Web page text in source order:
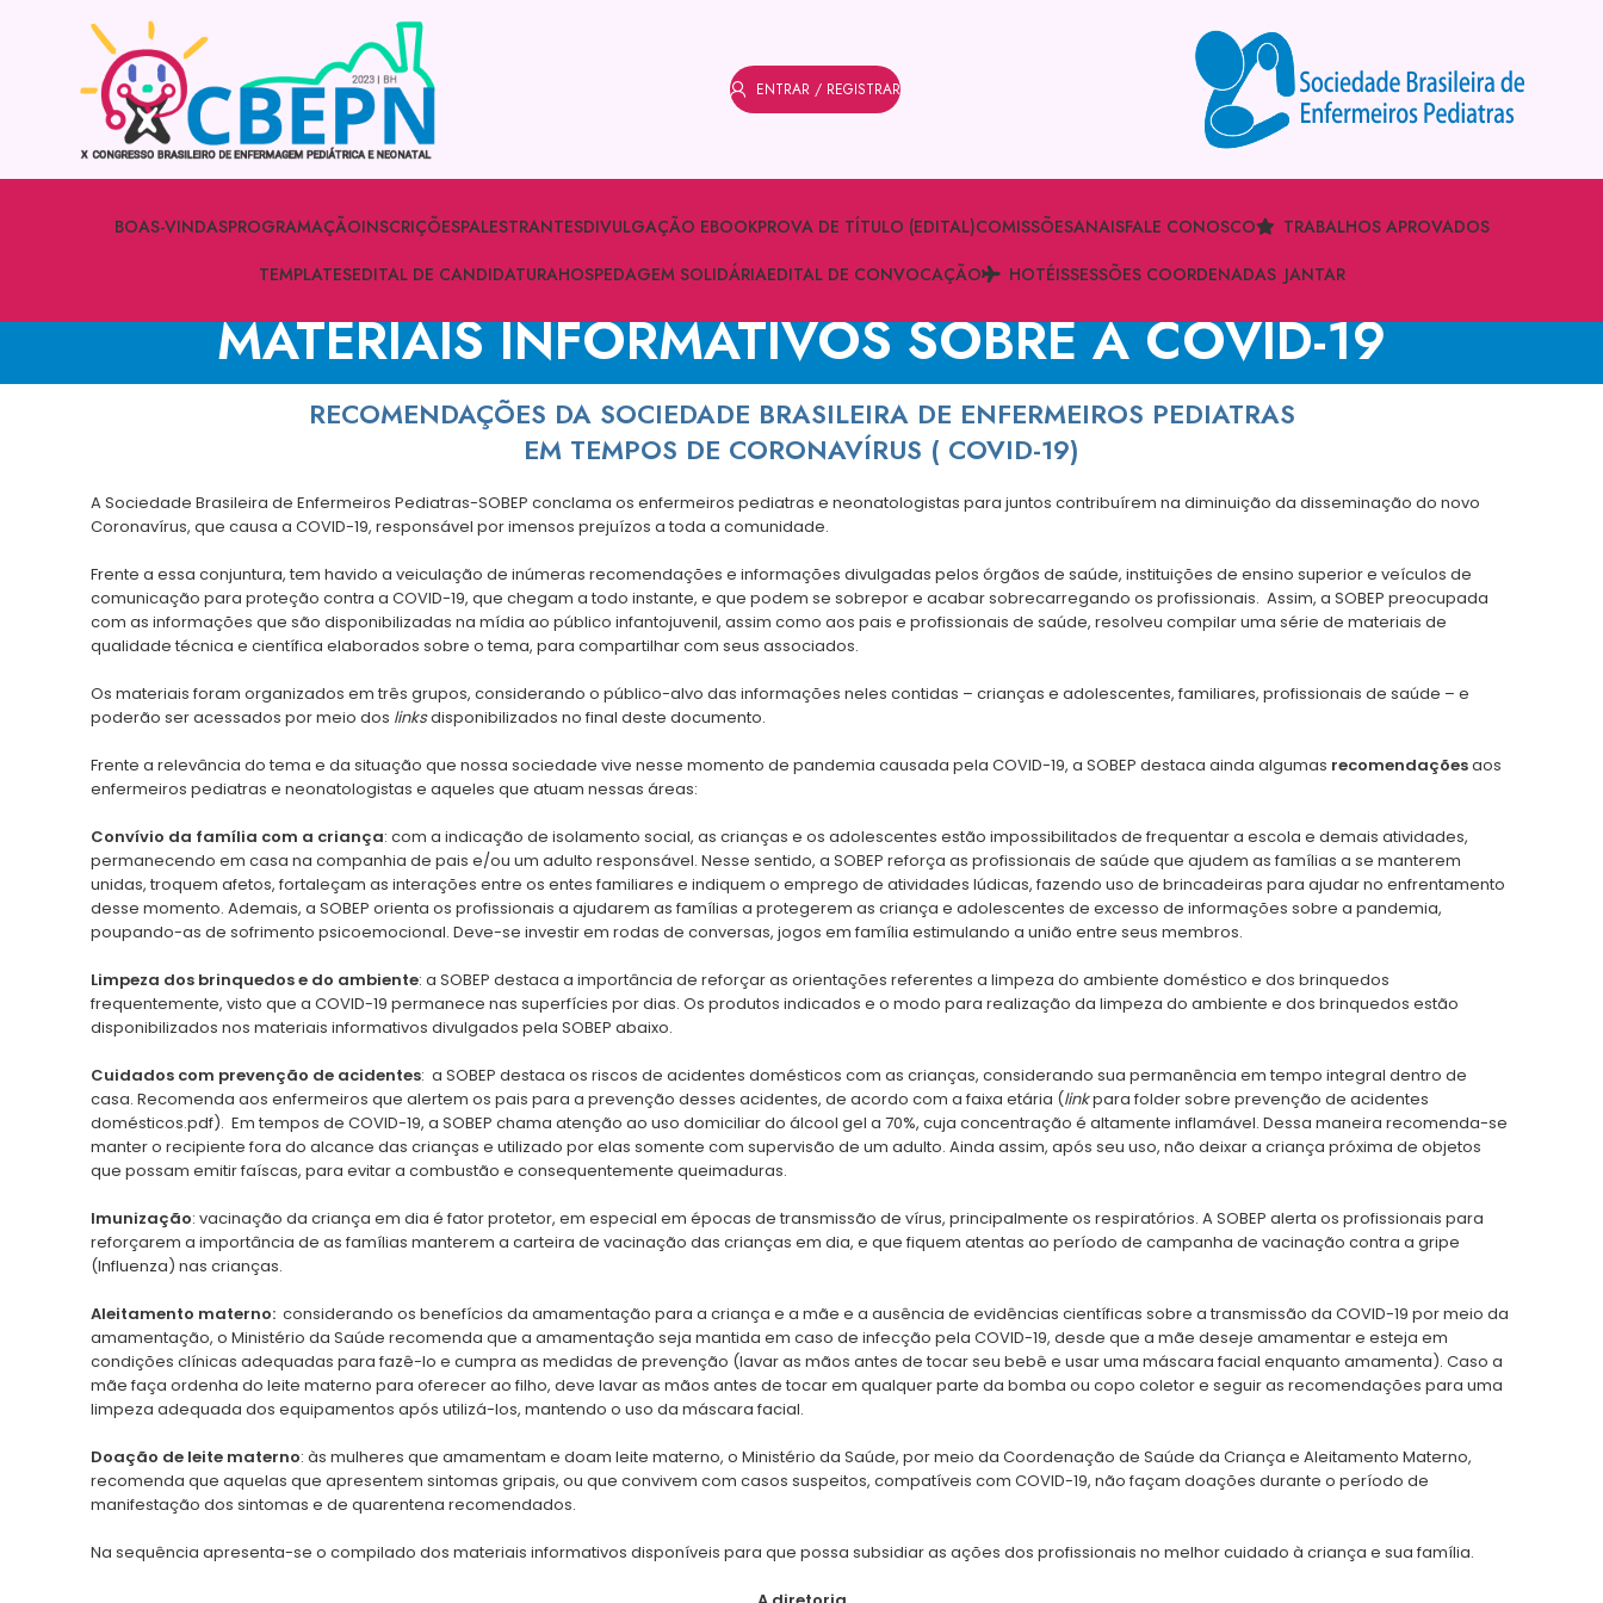
ENTRAR / REGISTRAR
BOAS-VINDASPROGRAMAÇÃOINSCRIÇÕESPALESTRANTESDIVULGAÇÃO EBOOKPROVA DE TÍTULO (EDITAL)COMISSÕESANAISFALE CONOSCO
TRABALHOS APROVADOS
TEMPLATESEDITAL DE CANDIDATURAHOSPEDAGEM SOLIDÁRIAEDITAL DE CONVOCAÇÃO HOTÉISSESSÕES COORDENADAS JANTAR
MATERIAIS INFORMATIVOS SOBRE A COVID-19
RECOMENDAÇÕES DA SOCIEDADE BRASILEIRA DE ENFERMEIROS PEDIATRAS
EM TEMPOS DE CORONAVÍRUS ( COVID-19)
A Sociedade Brasileira de Enfermeiros Pediatras-SOBEP conclama os enfermeiros pediatras e neonatologistas para juntos contribuírem na diminuição da disseminação do novo
Coronavírus, que causa a COVID-19, responsável por imensos prejuízos a toda a comunidade.
Frente a essa conjuntura, tem havido a veiculação de inúmeras recomendações e informações divulgadas pelos órgãos de saúde, instituições de ensino superior e veículos de
comunicação para proteção contra a COVID-19, que chegam a todo instante, e que podem se sobrepor e acabar sobrecarregando os profissionais. Assim, a SOBEP preocupada
com as informações que são disponibilizadas na mídia ao público infantojuvenil, assim como aos pais e profissionais de saúde, resolveu compilar uma série de materiais de
qualidade técnica e científica elaborados sobre o tema, para compartilhar com seus associados.
Os materiais foram organizados em três grupos, considerando o público-alvo das informações neles contidas – crianças e adolescentes, familiares, profissionais de saúde – e
poderão ser acessados por meio dos linksdisponibilizados no final deste documento.
Frente a relevância do tema e da situação que nossa sociedade vive nesse momento de pandemia causada pela COVID-19, a SOBEP destaca ainda algumas recomendaçõesaos
enfermeiros pediatras e neonatologistas e aqueles que atuam nessas áreas:
Convívio da família com a criança: com a indicação de isolamento social, as crianças e os adolescentes estão impossibilitados de frequentar a escola e demais atividades,
permanecendo em casa na companhia de pais e/ou um adulto responsável. Nesse sentido, a SOBEP reforça as profissionais de saúde que ajudem as famílias a se manterem
unidas, troquem afetos, fortaleçam as interações entre os entes familiares e indiquem o emprego de atividades lúdicas, fazendo uso de brincadeiras para ajudar no enfrentamento
desse momento. Ademais, a SOBEP orienta os profissionais a ajudarem as famílias a protegerem as criança e adolescentes de excesso de informações sobre a pandemia,
poupando-as de sofrimento psicoemocional. Deve-se investir em rodas de conversas, jogos em família estimulando a união entre seus membros.
Limpeza dos brinquedos e do ambiente: a SOBEP destaca a importância de reforçar as orientações referentes a limpeza do ambiente doméstico e dos brinquedos
frequentemente, visto que a COVID-19 permanece nas superfícies por dias. Os produtos indicados e o modo para realização da limpeza do ambiente e dos brinquedos estão
disponibilizados nos materiais informativos divulgados pela SOBEP abaixo.
Cuidados com prevenção de acidentes: a SOBEP destaca os riscos de acidentes domésticos com as crianças, considerando sua permanência em tempo integral dentro de
casa. Recomenda aos enfermeiros que alertem os pais para a prevenção desses acidentes, de acordo com a faixa etária (linkpara folder sobre prevenção de acidentes
domésticos.pdf). Em tempos de COVID-19, a SOBEP chama atenção ao uso domiciliar do álcool gel a 70%, cuja concentração é altamente inflamável. Dessa maneira recomenda-se
manter o recipiente fora do alcance das crianças e utilizado por elas somente com supervisão de um adulto. Ainda assim, após seu uso, não deixar a criança próxima de objetos
que possam emitir faíscas, para evitar a combustão e consequentemente queimaduras.
Imunização: vacinação da criança em dia é fator protetor, em especial em épocas de transmissão de vírus, principalmente os respiratórios. A SOBEP alerta os profissionais para
reforçarem a importância de as famílias manterem a carteira de vacinação das crianças em dia, e que fiquem atentas ao período de campanha de vacinação contra a gripe
(Influenza) nas crianças.
Aleitamento materno: considerando os benefícios da amamentação para a criança e a mãe e a ausência de evidências científicas sobre a transmissão da COVID-19 por meio da
amamentação, o Ministério da Saúde recomenda que a amamentação seja mantida em caso de infecção pela COVID-19, desde que a mãe deseje amamentar e esteja em
condições clínicas adequadas para fazê-lo e cumpra as medidas de prevenção (lavar as mãos antes de tocar seu bebê e usar uma máscara facial enquanto amamenta). Caso a
mãe faça ordenha do leite materno para oferecer ao filho, deve lavar as mãos antes de tocar em qualquer parte da bomba ou copo coletor e seguir as recomendações para uma
limpeza adequada dos equipamentos após utilizá-los, mantendo o uso da máscara facial.
Doação de leite materno: às mulheres que amamentam e doam leite materno, o Ministério da Saúde, por meio da Coordenação de Saúde da Criança e Aleitamento Materno,
recomenda que aquelas que apresentem sintomas gripais, ou que convivem com casos suspeitos, compatíveis com COVID-19, não façam doações durante o período de
manifestação dos sintomas e de quarentena recomendados.
Na sequência apresenta-se o compilado dos materiais informativos disponíveis para que possa subsidiar as ações dos profissionais no melhor cuidado à criança e sua família.